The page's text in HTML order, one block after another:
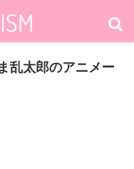
乱太郎のアニメー